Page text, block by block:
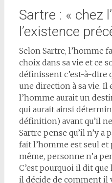
Sartre : « chez
l’existence
Selon Sartre, l’homme
choix dans sa vie et ce
définissent c’est-à-dire
une direction à sa vie. Il
l’homme aurait un
qui aurait ainsi
définition) avant qu’il
Sartre pense qu’il n’y a
fait l’homme est seul
même, personne n’a
C’est pourquoi il dit
il décide de comment il